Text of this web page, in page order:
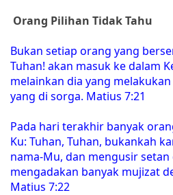
Orang Pilihan Tidak Tahu
Bukan setiap orang yang
Tuhan! akan masuk ke dalam
melainkan dia yang
yang di sorga. Matius 7:21
Pada hari terakhir banyak
Ku: Tuhan, Tuhan, bukankah
nama-Mu, dan mengusir
mengadakan banyak mujizat
Matius 7:22